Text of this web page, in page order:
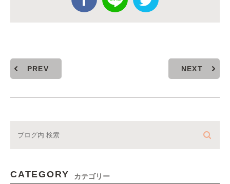
PREV NEXT
CATEGORY カテゴリー